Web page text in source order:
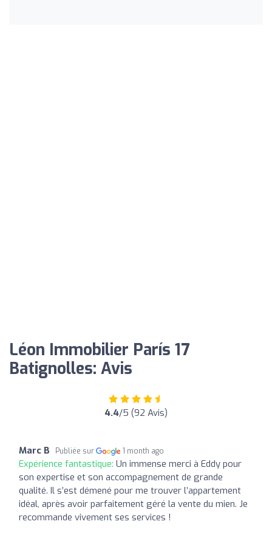
Léon Immobilier París 17
Batignolles: Avis
4.4/5 (92 Avis)
Marc B Publiée sur 1 month ago
Expérience fantastique: Un immense merci à Eddy pour
son expertise et son accompagnement de grande
qualité. Il s’est démené pour me trouver l’appartement
idéal, après avoir parfaitement géré la vente du mien. Je
recommande vivement ses services !